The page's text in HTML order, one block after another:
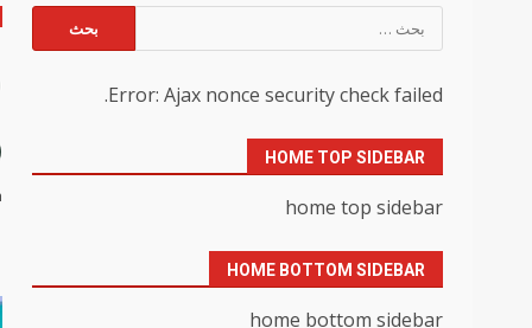
عن:
Error: Ajax nonce security check failed.
HOME TOP SIDEBAR
home top sidebar
HOME BOTTOM SIDEBAR
home bottom sidebar